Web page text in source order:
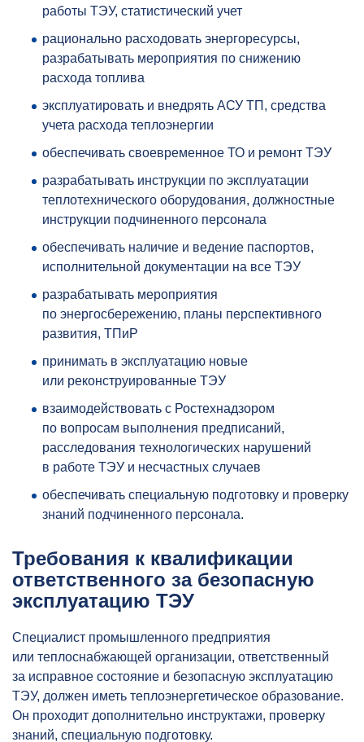
работы ТЭУ, статистический учет
рационально расходовать энергоресурсы,
разрабатывать мероприятия по снижению
расхода топлива
эксплуатировать и внедрять АСУ ТП, средства
учета расхода теплоэнергии
обеспечивать своевременное ТО и ремонт ТЭУ
разрабатывать инструкции по эксплуатации
теплотехнического оборудования, должностные
инструкции подчиненного персонала
обеспечивать наличие и ведение паспортов,
исполнительной документации на все ТЭУ
разрабатывать мероприятия
по энергосбережению, планы перспективного
развития, ТПиР
принимать в эксплуатацию новые
или реконструированные ТЭУ
взаимодействовать с Ростехнадзором
по вопросам выполнения предписаний,
расследования технологических нарушений
в работе ТЭУ и несчастных случаев
обеспечивать специальную подготовку и проверку
знаний подчиненного персонала.
Требования к квалификации
ответственного за безопасную
эксплуатацию ТЭУ
Специалист промышленного предприятия
или теплоснабжающей организации, ответственный
за исправное состояние и безопасную эксплуатацию
ТЭУ, должен иметь теплоэнергетическое образование.
Он проходит дополнительно инструктажи, проверку
знаний, специальную подготовку.